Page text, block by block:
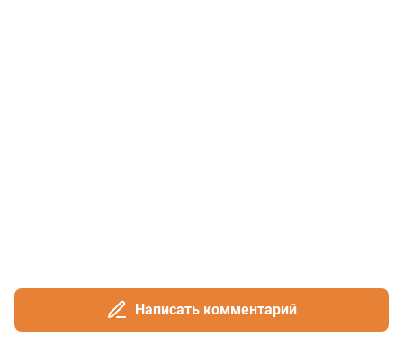
Написать комментарий